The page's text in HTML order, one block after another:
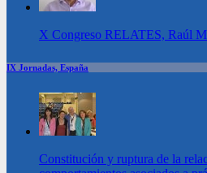
X Congreso RELATES, Raúl
IX Jornadas, España
Constitución y ruptura de la